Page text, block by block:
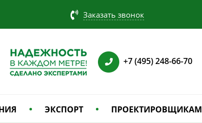
Заказать звонок
+7 (495) 248-66-70
ЭКСПОРТ ПРОЕКТИРОВЩИКАМ